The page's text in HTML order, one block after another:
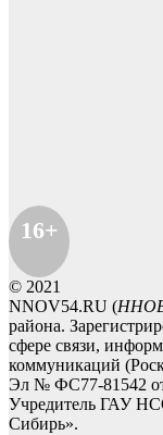
16+
© 2021
NNOV54.RU (
района.
сфере связи,
коммуникаций
Эл № ФС77-81542
Учредитель ГАУ
Сибирь».